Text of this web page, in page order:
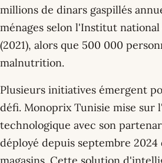
millions de dinars gaspillés
ménages selon l'Institut
(2021), alors que 500 000
malnutrition.
Plusieurs initiatives émergent
défi. Monoprix Tunisie mise sur
technologique avec son
déployé depuis septembre 2024